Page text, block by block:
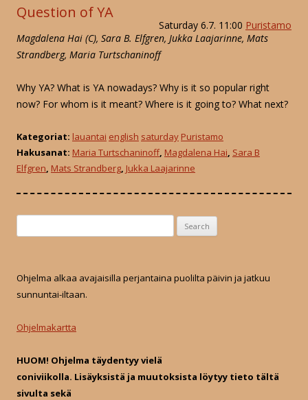
Question of YA
Saturday 6.7. 11:00 Puristamo
Magdalena Hai (C), Sara B. Elfgren, Jukka Laajarinne, Mats
Strandberg, Maria Turtschaninoff
Why YA? What is YA nowadays? Why is it so popular right
now? For whom is it meant? Where is it going to? What next?
Kategoriat: lauantai english saturday Puristamo
Hakusanat: Maria Turtschaninoff, Magdalena Hai, Sara B
Elfgren, Mats Strandberg, Jukka Laajarinne
e
r
f
r
Ohjelma alkaa avajaisilla perjantaina puolilta päivin ja jatkuu
sunnuntai-iltaan.
Ohjelmakartta
HUOM! Ohjelma täydentyy vielä
coniviikolla. Lisäyksistä ja muutoksista löytyy tieto tältä
sivulta sekä